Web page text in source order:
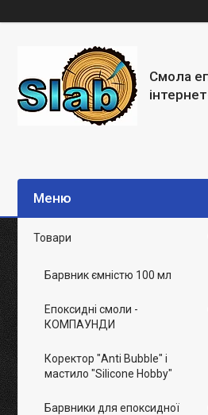
Смола
Товари
Барвник ємністю 100 мл
Епоксидні смоли -
КОМПАУНДИ
Коректор "Anti Bubble" і
мастило "Silicone Hobby"
Барвники для епоксидної